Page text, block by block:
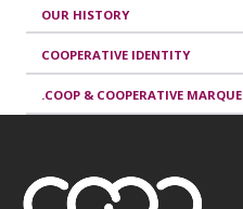
OUR HISTORY
COOPERATIVE IDENTITY
.COOP & COOPERATIVE MARQUE